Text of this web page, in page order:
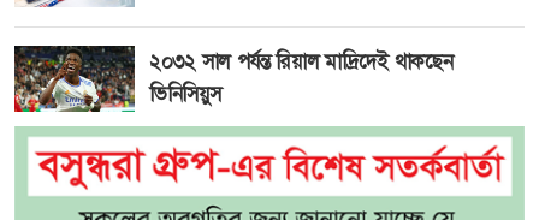
২০৩২ সাল পর্যন্ত রিয়াল মাদ্রিদেই থাকছেন
ভিনিসিয়ুস